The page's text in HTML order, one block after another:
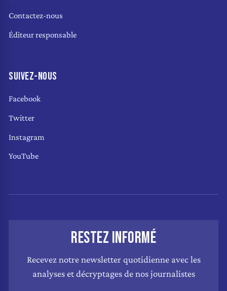
Contactez-nous
Éditeur responsable
SUIVEZ-NOUS
Facebook
Twitter
Instagram
YouTube
RESTEZ INFORMÉ
Recevez notre newsletter quotidienne avec les
analyses et décryptages de nos journalistes